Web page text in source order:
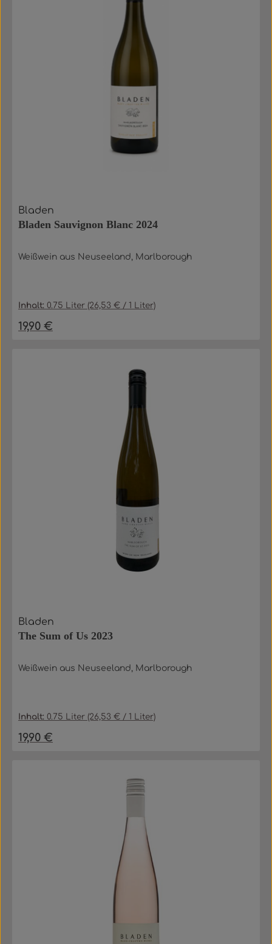
Bladen
Bladen Sauvignon Blanc 2024
Weißwein aus Neuseeland, Marlborough
Inhalt:0.75 Liter (26,53 € / 1 Liter)
Regulärer Preis:
19,90 €
Bladen
The Sum of Us 2023
Weißwein aus Neuseeland, Marlborough
Inhalt:0.75 Liter (26,53 € / 1 Liter)
Regulärer Preis:
19,90 €